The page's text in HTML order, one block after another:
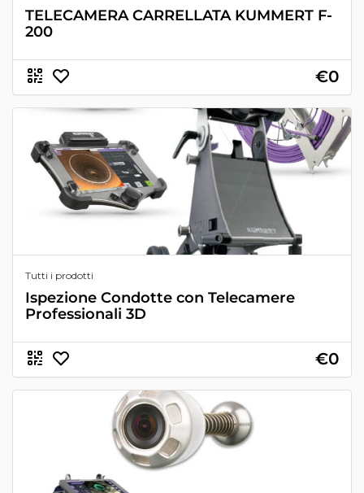
TELECAMERA CARRELLATA KUMMERT F-
200
€0
Tutti i prodotti
Ispezione Condotte con Telecamere
Professionali 3D
€0